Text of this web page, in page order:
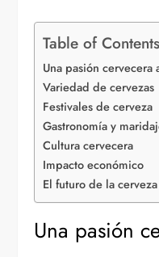
Table of Contents
Una pasión cervecera
Variedad de cervezas
Festivales de cerveza
Gastronomía y
Cultura cervecera
Impacto económico
El futuro de la
Una pasión